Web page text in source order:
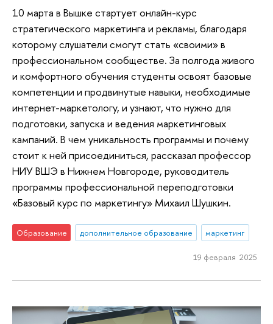
10 марта в Вышке стартует онлайн-курс
стратегического маркетинга и рекламы, благодаря
которому слушатели смогут стать «своими» в
профессиональном сообществе. За полгода живого
и комфортного обучения студенты освоят базовые
компетенции и продвинутые навыки, необходимые
интернет-маркетологу, и узнают, что нужно для
подготовки, запуска и ведения маркетинговых
кампаний. В чем уникальность программы и почему
стоит к ней присоединиться, рассказал профессор
НИУ ВШЭ в Нижнем Новгороде, руководитель
программы профессиональной переподготовки
«Базовый курс по маркетингу» Михаил Шушкин.
Образование дополнительное образование маркетинг
19 февраля 2025